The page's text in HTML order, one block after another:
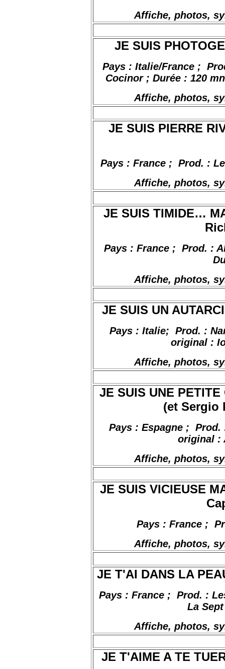
Affiche, photos,
JE SUIS
Pays : Italie/France ;
Cocinor ; Durée : 120
Affiche, photos,
JE SUIS PIERRE
Pays : France ; Prod. :
Affiche, photos,
JE SUIS TIMIDE…
Pays : France ; Prod. :
Affiche, photos,
JE SUIS UN
Pays : Italie; Prod. :
original :
Affiche, photos,
JE SUIS UNE
(et Sergio
Pays : Espagne ; Prod.
original :
Affiche, photos,
JE SUIS VICIEUSE
Pays : France ;
Affiche, photos,
JE T'AI DANS LA
Pays : France ; Prod. :
La
Affiche, photos,
JE T'AIME A TE